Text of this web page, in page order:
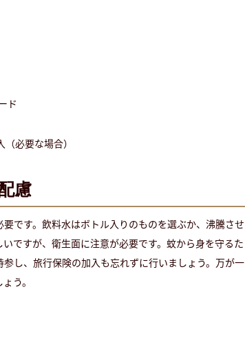
ド
必要な場合）
慮
です。飲料水はボトル入りのものを選ぶか、沸騰させ
ですが、衛生面に注意が必要です。蚊から身を守るた
し、旅行保険の加入も忘れずに行いましょう。万が一
う。